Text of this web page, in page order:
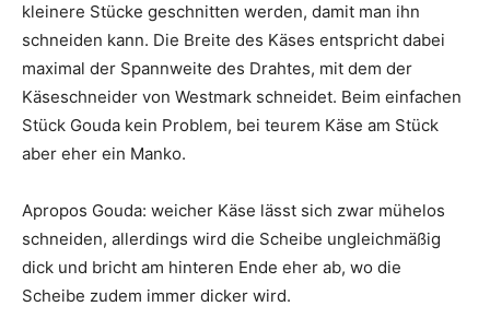
kleinere Stücke geschnitten werden, damit man ihn
schneiden kann. Die Breite des Käses entspricht dabei
maximal der Spannweite des Drahtes, mit dem der
Käseschneider von Westmark schneidet. Beim einfachen
Stück Gouda kein Problem, bei teurem Käse am Stück
aber eher ein Manko.
Apropos Gouda: weicher Käse lässt sich zwar mühelos
schneiden, allerdings wird die Scheibe ungleichmäßig
dick und bricht am hinteren Ende eher ab, wo die
Scheibe zudem immer dicker wird.